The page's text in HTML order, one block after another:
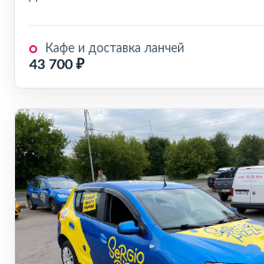
Кафе и доставка ланчей
43 700 ₽